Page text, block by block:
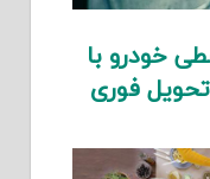
خودرو با
فوری